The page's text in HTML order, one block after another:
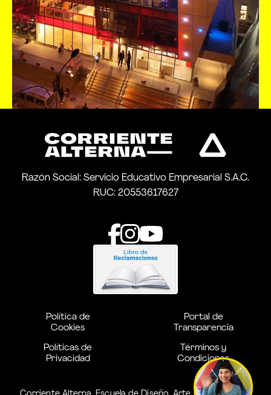
Razón Social: Servicio Educativo Empresarial S.A.C.
RUC: 20553617627
Política de
Cookies
Políticas de
Privacidad
Portal de
Transparencia
Términos y
Condiciones